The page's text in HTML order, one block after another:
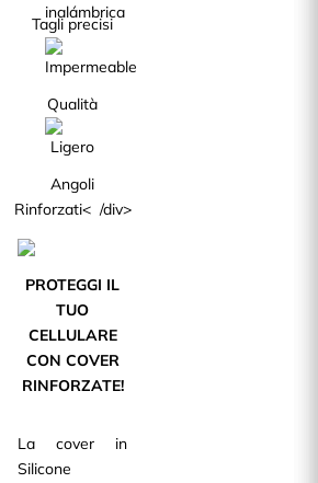
Tagli precisi
Qualità
Angoli
Rinforzati< /div>
PROTEGGI IL
TUO
CELLULARE
CON COVER
RINFORZATE!
La cover in
Silicone